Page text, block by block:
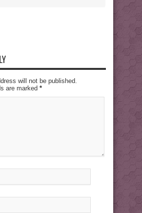
will not be published.
are marked *